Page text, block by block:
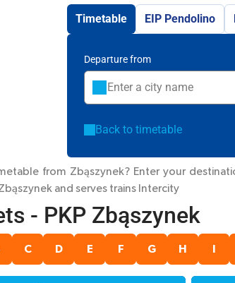
Timetable EIP Pendolino
Departure from
Back to timetable
from Zbąszynek? Enter your
and serves trains Intercity
- PKP Zbąszynek
C D E F G H